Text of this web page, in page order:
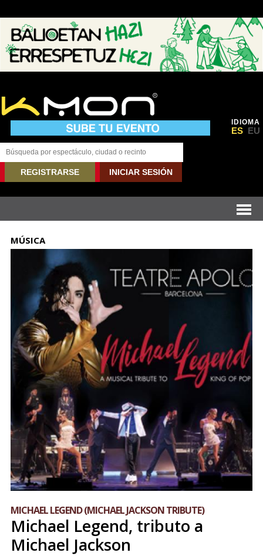
IDIOMA
ES EU
REGISTRARSE INICIAR SESIÓN
MÚSICA
MICHAEL LEGEND (MICHAEL JACKSON TRIBUTE)
Michael Legend, tributo a
Michael Jackson